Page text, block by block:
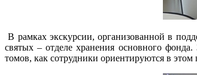
В рамках экскурсии, организованной в
святых – отделе хранения основного
томов, как сотрудники ориентируются в